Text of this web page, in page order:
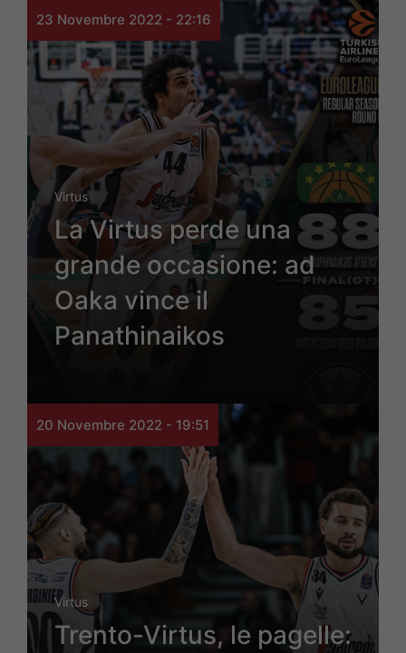
23 Novembre 2022 - 22:16
Virtus
La Virtus perde una
grande occasione: ad
Oaka vince il
Panathinaikos
20 Novembre 2022 - 19:51
Virtus
Trento-Virtus, le pagelle: